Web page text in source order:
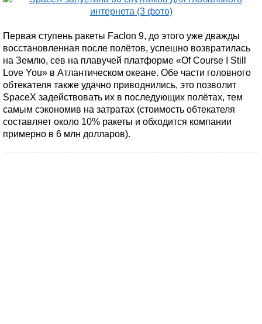
Первая ступень ракеты Faclon 9, до этого уже дважды
восстановленная после полётов, успешно возвратилась
на Землю, сев на плавучей платформе «Of Course I Still
Love You» в Атлантическом океане. Обе части головного
обтекателя также удачно приводнились, это позволит
SpaceX задействовать их в последующих полётах, тем
самым сэкономив на затратах (стоимость обтекателя
составляет около 10% ракеты и обходится компании
примерно в 6 млн долларов).